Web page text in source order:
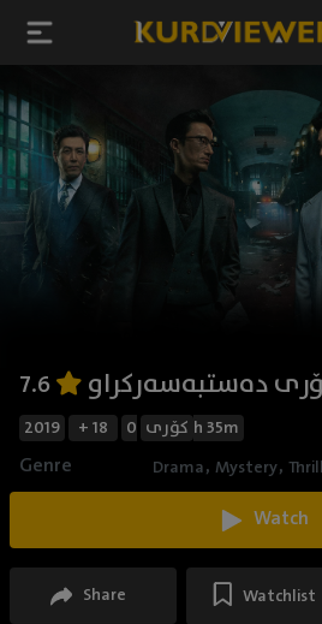
دەستبەسەرکراو
2019 + 18 کۆری 0h 35m
Genre Drama, Mystery,
Watch
Share Watchlist